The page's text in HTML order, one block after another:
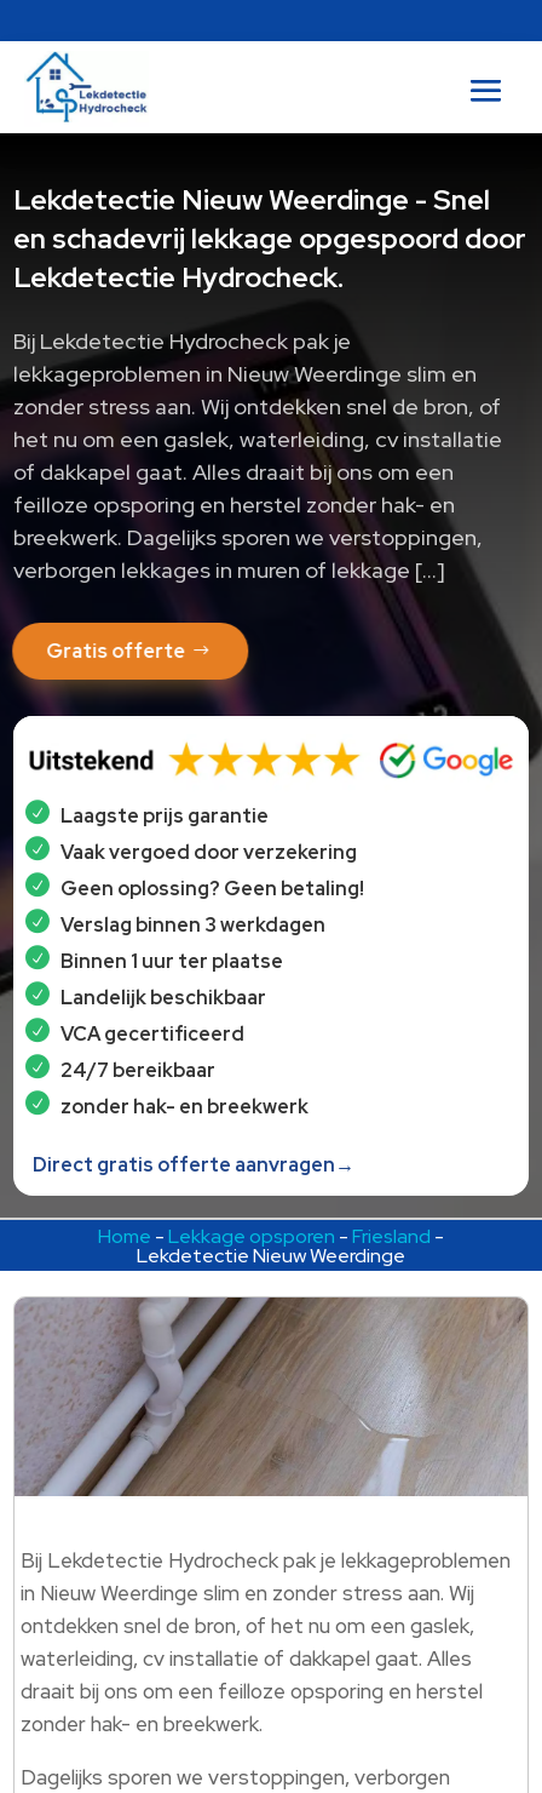
Lekdetectie Nieuw Weerdinge - Snel
en schadevrij lekkage opgespoord door
Lekdetectie Hydrocheck.
Bij Lekdetectie Hydrocheck pak je
lekkageproblemen in Nieuw Weerdinge slim en
zonder stress aan. Wij ontdekken snel de bron, of
het nu om een gaslek, waterleiding, cv installatie
of dakkapel gaat. Alles draait bij ons om een
feilloze opsporing en herstel zonder hak- en
breekwerk. Dagelijks sporen we verstoppingen,
verborgen lekkages in muren of lekkage […]
Gratis offerte
Laagste prijs garantie
Vaak vergoed door verzekering
Geen oplossing? Geen betaling!
Verslag binnen 3 werkdagen
Binnen 1 uur ter plaatse
Landelijk beschikbaar
VCA gecertificeerd
24/7 bereikbaar
zonder hak- en breekwerk
Direct gratis offerte aanvragen→
Home -Lekkage opsporen -Friesland -
Lekdetectie Nieuw Weerdinge
Bij Lekdetectie Hydrocheck pak je lekkageproblemen
in Nieuw Weerdinge slim en zonder stress aan. Wij
ontdekken snel de bron, of het nu om een gaslek,
waterleiding, cv installatie of dakkapel gaat. Alles
draait bij ons om een feilloze opsporing en herstel
zonder hak- en breekwerk.
Dagelijks sporen we verstoppingen, verborgen